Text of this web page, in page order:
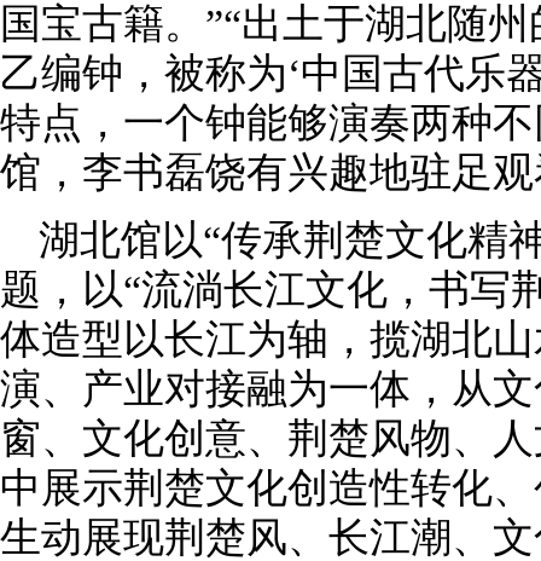
国宝古籍。”“出土于湖北随
乙编钟，被称为‘中国古代乐
特点，一个钟能够演奏两种
馆，李书磊饶有兴趣地驻足
湖北馆以“传承荆楚文化精
题，以“流淌长江文化，书写
体造型以长江为轴，揽湖北
演、产业对接融为一体，从
窗、文化创意、荆楚风物、
中展示荆楚文化创造性转化
生动展现荆楚风、长江潮、